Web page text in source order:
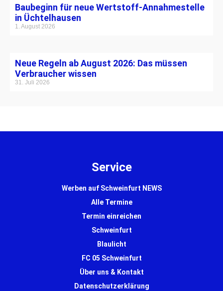
Baubeginn für neue Wertstoff-Annahmestelle
in Üchtelhausen
1. August 2026
Neue Regeln ab August 2026: Das müssen
Verbraucher wissen
31. Juli 2026
Service
Werben auf Schweinfurt NEWS
Alle Termine
Termin einreichen
Schweinfurt
Blaulicht
FC 05 Schweinfurt
Über uns & Kontakt
Datenschutzerklärung